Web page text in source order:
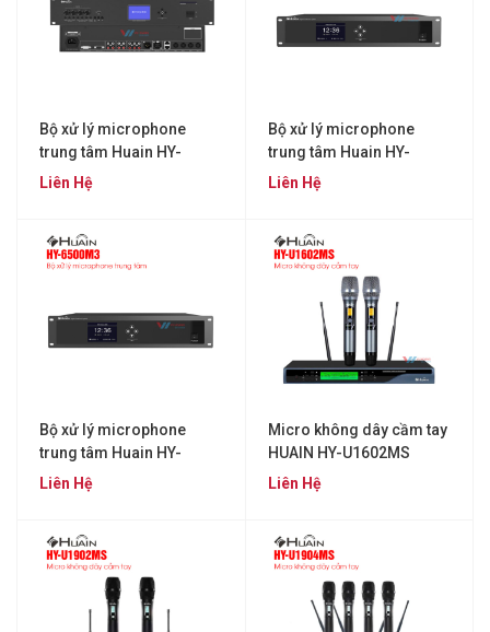
Bộ xử lý microphone
trung tâm Huain HY-
6300M2
Liên Hệ
Bộ xử lý microphone
trung tâm Huain HY-
6500M2
Liên Hệ
Bộ xử lý microphone
trung tâm Huain HY-
6500M3
Liên Hệ
Micro không dây cầm tay
HUAIN HY-U1602MS
Liên Hệ